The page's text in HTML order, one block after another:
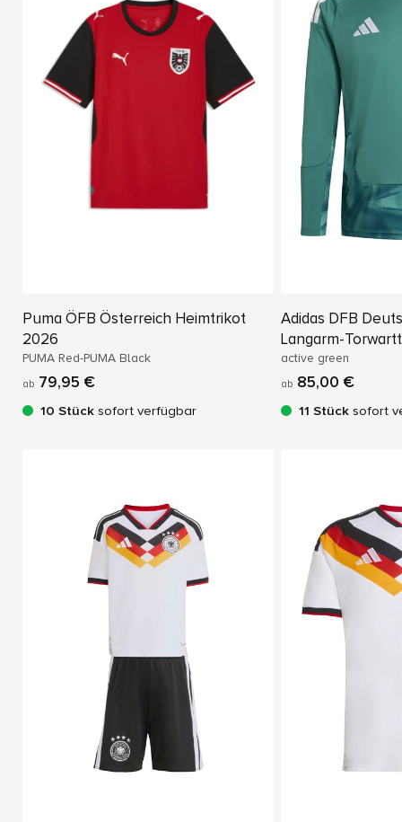
Puma ÖFB Österreich Heimtrikot
2026
PUMA Red-PUMA Black
ab 79,95 €
10 Stück sofort verfügbar
Adidas DFB
Langarm-
active green
ab 85,00 €
11 Stück sofort